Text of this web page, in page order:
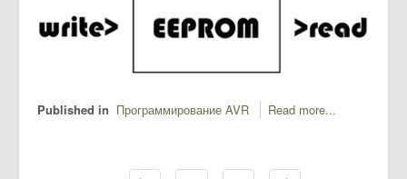
Published in Программирование AVR Read more...